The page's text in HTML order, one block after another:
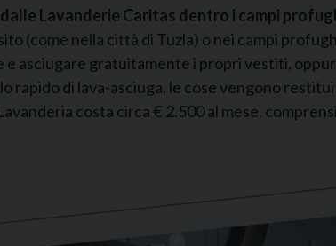
Lavanderie Caritas dentro i campi
(come nella città di Tuzla) o nei campi
asciugare gratuitamente i propri vestiti,
rapido di lava-asciuga, le cose vengono
costa circa € 2.500 al mese,